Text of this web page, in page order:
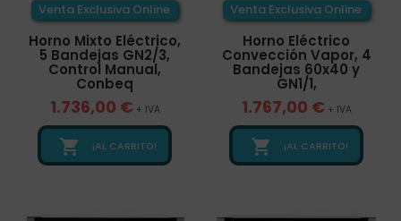
Venta Exclusiva Online
Horno Mixto Eléctrico,
5 Bandejas GN2/3,
Control Manual,
Conbeq
1.736,00 € + IVA
 ¡AL CARRITO!
Venta Exclusiva Online
Horno Eléctrico
Convección Vapor, 4
Bandejas 60x40 y
GN1/1,
1.767,00 € + IVA
 ¡AL CARRITO!